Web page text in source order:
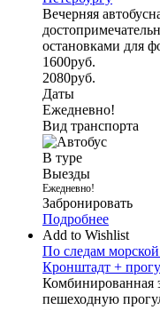
Вечерняя
остановками для
1600руб.
2080руб.
Даты
Ежедневно!
Вид транспорта
В туре
Выезды
Ежедневно!
Забронировать
Подробнее
Add to Wishlist
По следам морской
Кронштадт +
Комбинированная
пешеходную